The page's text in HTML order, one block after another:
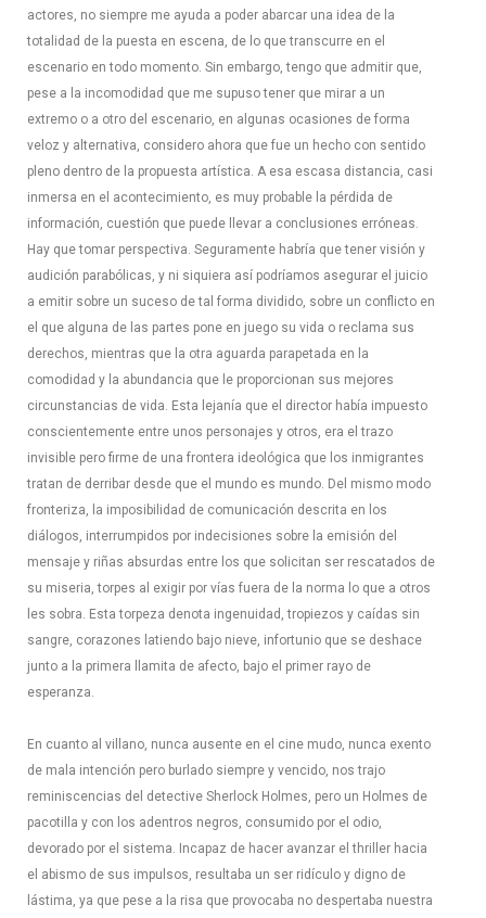
actores, no siempre me ayuda a poder abarcar una idea de la
totalidad de la puesta en escena, de lo que transcurre en el
escenario en todo momento. Sin embargo, tengo que admitir que,
pese a la incomodidad que me supuso tener que mirar a un
extremo o a otro del escenario, en algunas ocasiones de forma
veloz y alternativa, considero ahora que fue un hecho con sentido
pleno dentro de la propuesta artística. A esa escasa distancia, casi
inmersa en el acontecimiento, es muy probable la pérdida de
información, cuestión que puede llevar a conclusiones erróneas.
Hay que tomar perspectiva. Seguramente habría que tener visión y
audición parabólicas, y ni siquiera así podríamos asegurar el juicio
a emitir sobre un suceso de tal forma dividido, sobre un conflicto en
el que alguna de las partes pone en juego su vida o reclama sus
derechos, mientras que la otra aguarda parapetada en la
comodidad y la abundancia que le proporcionan sus mejores
circunstancias de vida. Esta lejanía que el director había impuesto
conscientemente entre unos personajes y otros, era el trazo
invisible pero firme de una frontera ideológica que los inmigrantes
tratan de derribar desde que el mundo es mundo. Del mismo modo
fronteriza, la imposibilidad de comunicación descrita en los
diálogos, interrumpidos por indecisiones sobre la emisión del
mensaje y riñas absurdas entre los que solicitan ser rescatados de
su miseria, torpes al exigir por vías fuera de la norma lo que a otros
les sobra. Esta torpeza denota ingenuidad, tropiezos y caídas sin
sangre, corazones latiendo bajo nieve, infortunio que se deshace
junto a la primera llamita de afecto, bajo el primer rayo de
esperanza.
En cuanto al villano, nunca ausente en el cine mudo, nunca exento
de mala intención pero burlado siempre y vencido, nos trajo
reminiscencias del detective Sherlock Holmes, pero un Holmes de
pacotilla y con los adentros negros, consumido por el odio,
devorado por el sistema. Incapaz de hacer avanzar el thriller hacia
el abismo de sus impulsos, resultaba un ser ridículo y digno de
lástima, ya que pese a la risa que provocaba no despertaba nuestra